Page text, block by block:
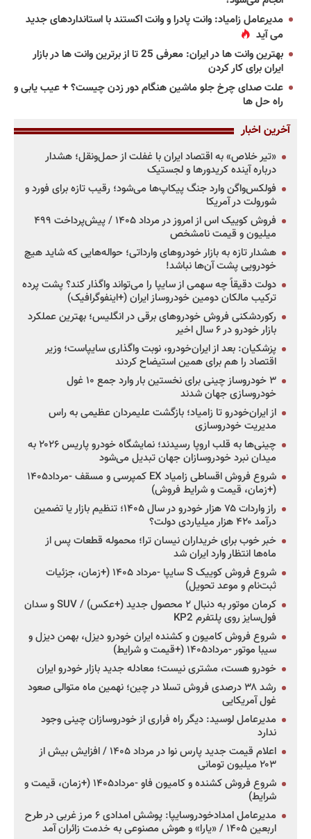
مدیرعامل زامیاد: وانت پادرا و وانت اکستند با استانداردهای جدید
می آید
بهترین وانت ها در ایران: معرفی 25 تا از برترین وانت ها در بازار
ایران برای کار کردن
علت صدای چرخ جلو ماشین هنگام دور زدن چیست؟ + عیب یابی و
راه حل ها
آخرین اخبار
«تیر خلاص» به اقتصاد ایران با غفلت از حمل‌ونقل؛ هشدار
درباره آینده کریدورها و لجستیک
فولکس‌واگن وارد جنگ پیکاپ‌ها می‌شود؛ رقیب تازه برای فورد و
شورولت در آمریکا
فروش کوییک اس از امروز در مرداد ۱۴۰۵ / پیش‌پرداخت ۴۹۹
میلیون و قیمت نامشخص
هشدار تازه به بازار خودروهای وارداتی؛ حواله‌هایی که شاید هیچ
خودرویی پشت آن‌ها نباشد!
دولت دقیقاً چه سهمی از سایپا را می‌تواند واگذار کند؟ پشت پرده
ترکیب مالکان دومین خودروساز ایران (+اینفوگرافیک)
رکوردشکنی فروش خودروهای برقی در انگلیس؛ بهترین عملکرد
بازار خودرو در ۶ سال اخیر
پزشکیان: بعد از ایران‌خودرو، نوبت واگذاری سایپاست؛ وزیر
اقتصاد را هم برای همین استیضاح کردند
۳ خودروساز چینی برای نخستین بار وارد جمع ۱۰ غول
خودروسازی جهان شدند
از ایران‌خودرو تا زامیاد؛ بازگشت علیمردان عظیمی به راس
مدیریت خودروسازی
چینی‌ها به قلب اروپا رسیدند؛ نمایشگاه خودرو پاریس ۲۰۲۶ به
میدان نبرد خودروسازان جهان تبدیل می‌شود
شروع فروش اقساطی زامیاد EX کمپرسی و مسقف -مرداد۱۴۰۵
(+زمان، قیمت و شرایط فروش)
راز واردات ۷۵ هزار خودرو در سال ۱۴۰۵؛ تنظیم بازار یا تضمین
درآمد ۴۲۰ هزار میلیاردی دولت؟
خبر خوب برای خریداران نیسان ترا؛ محموله قطعات پس از
ماه‌ها انتظار وارد ایران شد
شروع فروش کوییک S سایپا -مرداد ۱۴۰۵ (+زمان، جزئیات
ثبت‌نام و موعد تحویل)
کرمان موتور به دنبال ۲ محصول جدید (+عکس) / SUV و سدان
فول‌سایز روی پلتفرم KP2
شروع فروش کامیون و کشنده ایران خودرو دیزل، بهمن دیزل و
سیبا موتور -مرداد۱۴۰۵ (+قیمت و شرایط)
خودرو هست، مشتری نیست؛ معادله جدید بازار خودرو ایران
رشد ۳۸ درصدی فروش تسلا در چین؛ نهمین ماه متوالی صعود
غول آمریکایی
مدیرعامل لوسید: دیگر راه فراری از خودروسازان چینی وجود
ندارد
اعلام قیمت جدید پارس نوا در مرداد ۱۴۰۵ / افزایش بیش از
۲۰۳ میلیون تومانی
شروع فروش کشنده و کامیون فاو -مرداد۱۴۰۵ (+زمان، قیمت و
شرایط)
مدیرعامل امدادخودروسایپا: پوشش امدادی ۶ مرز غربی در طرح
اربعین ۱۴۰۵ / «یارا» و هوش مصنوعی به خدمت زائران آمد